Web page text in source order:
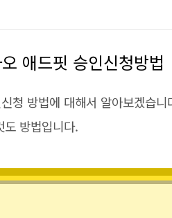
애드핏 승인신청방법
청 방법에 대해서 알아보겠습
방법입니다.